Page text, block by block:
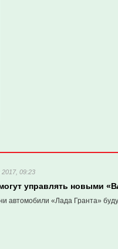
2017, 09:23
управлять новыми
автомобили «Лада Гранта»